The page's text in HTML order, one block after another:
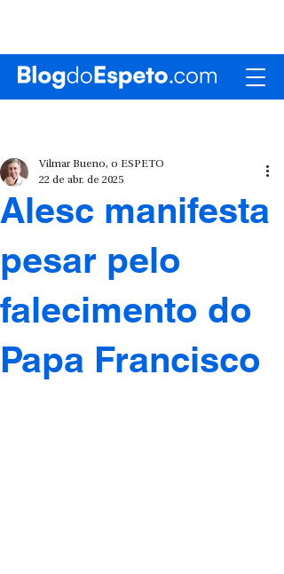
Alesc manifesta
pesar pelo
falecimento do
Papa Francisco
Vilmar Bueno, o ESPETO
22 de abr. de 2025